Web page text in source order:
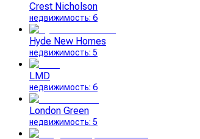
Crest Nicholson
недвижимость: 6
Hyde New Homes
недвижимость: 5
LMD
недвижимость: 6
London Green
недвижимость: 5